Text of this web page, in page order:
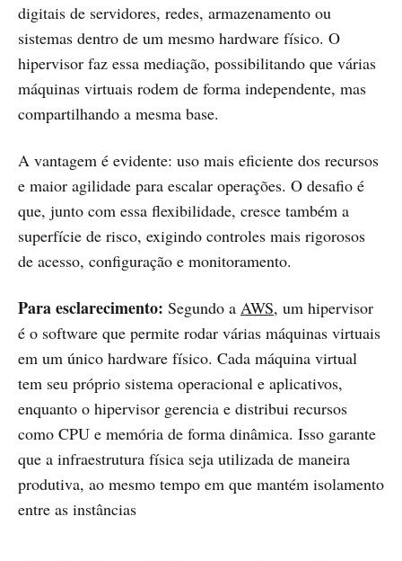
digitais de servidores, redes, armazenamento ou
sistemas dentro de um mesmo hardware físico. O
hipervisor faz essa mediação, possibilitando que várias
máquinas virtuais rodem de forma independente, mas
compartilhando a mesma base.
A vantagem é evidente: uso mais eficiente dos recursos
e maior agilidade para escalar operações. O desafio é
que, junto com essa flexibilidade, cresce também a
superfície de risco, exigindo controles mais rigorosos
de acesso, configuração e monitoramento.
Para esclarecimento: Segundo a AWS, um hipervisor
é o software que permite rodar várias máquinas virtuais
em um único hardware físico. Cada máquina virtual
tem seu próprio sistema operacional e aplicativos,
enquanto o hipervisor gerencia e distribui recursos
como CPU e memória de forma dinâmica. Isso garante
que a infraestrutura física seja utilizada de maneira
produtiva, ao mesmo tempo em que mantém isolamento
entre as instâncias